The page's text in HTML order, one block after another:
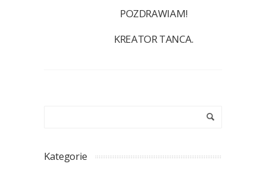
POZDRAWIAM!
KREATOR TANCA.
Kategorie